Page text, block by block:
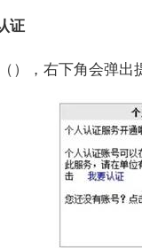
证
），右下角会弹